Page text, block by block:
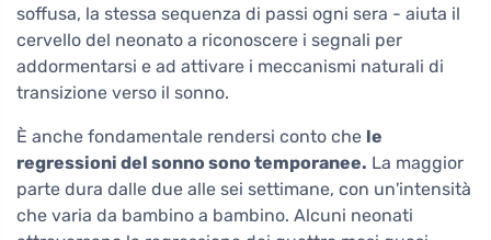
soffusa, la stessa sequenza di passi ogni sera - aiuta il
cervello del neonato a riconoscere i segnali per
addormentarsi e ad attivare i meccanismi naturali di
transizione verso il sonno.
È anche fondamentale rendersi conto che le
regressioni del sonno sono temporanee. La maggior
parte dura dalle due alle sei settimane, con un'intensità
che varia da bambino a bambino. Alcuni neonati